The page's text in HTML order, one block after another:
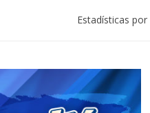
Estadísticas por